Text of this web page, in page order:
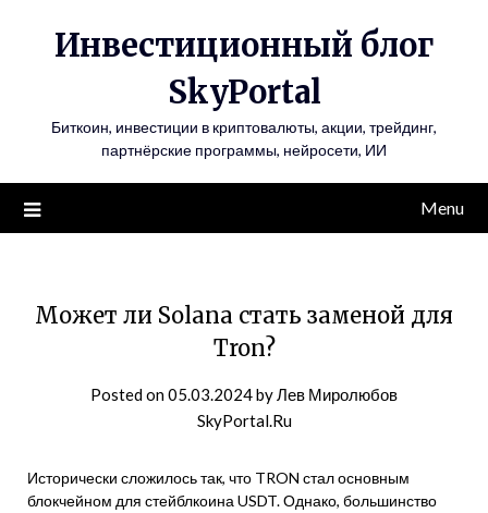
Инвестиционный блог
SkyPortal
Биткоин, инвестиции в криптовалюты, акции, трейдинг,
партнёрские программы, нейросети, ИИ
Menu
Может ли Solana стать заменой для
Tron?
Posted on05.03.2024byЛев Миролюбов
SkyPortal.Ru
Исторически сложилось так, что TRON стал основным
блокчейном для стейблкоина USDT. Однако, большинство